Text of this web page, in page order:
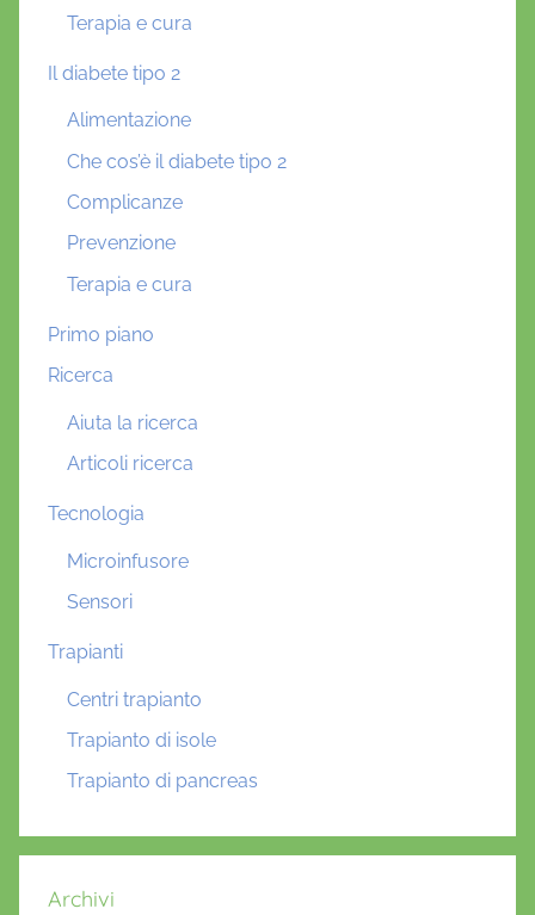
Terapia e cura
Il diabete tipo 2
Alimentazione
Che cos’è il diabete tipo 2
Complicanze
Prevenzione
Terapia e cura
Primo piano
Ricerca
Aiuta la ricerca
Articoli ricerca
Tecnologia
Microinfusore
Sensori
Trapianti
Centri trapianto
Trapianto di isole
Trapianto di pancreas
Archivi